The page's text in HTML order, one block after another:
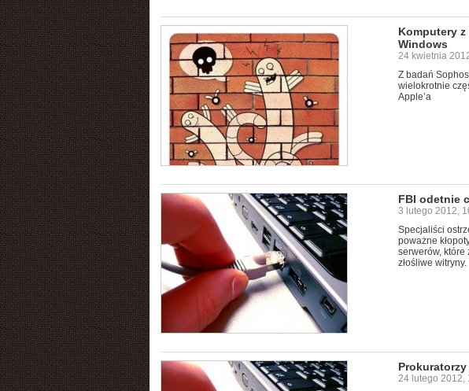
Komputery
Windows
24 kwietnia
Z badań
wielokrotnie
Apple’a
FBI odetnie
3 lutego 2012,
Specjaliści
poważne
serwerów, które
złośliwe witryny.
Prokuratorzy
24 lutego 2012,